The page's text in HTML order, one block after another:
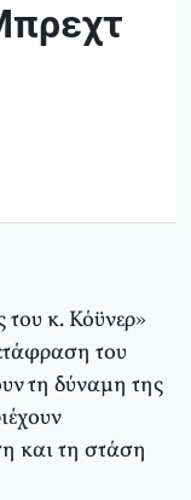
του κ. Κόϋνερ»
του
τη δύναμη της
και τη στάση